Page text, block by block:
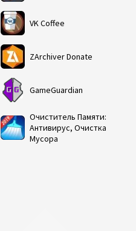
VK Coffee
ZArchiver Donate
GameGuardian
Очиститель Памяти:
Антивирус, Очистка
Мусора